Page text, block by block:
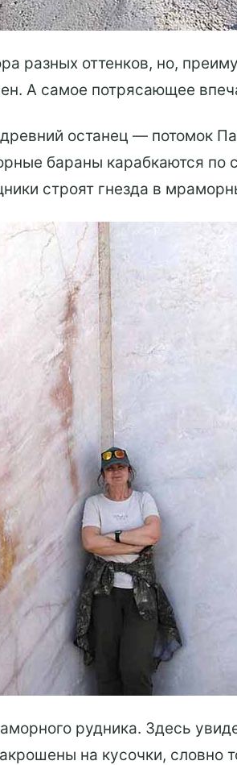
разных оттенков, но,
А самое потрясающее
останец — потомок
бараны карабкаются по
строят гнезда в
рудника. Здесь
на кусочки, словно